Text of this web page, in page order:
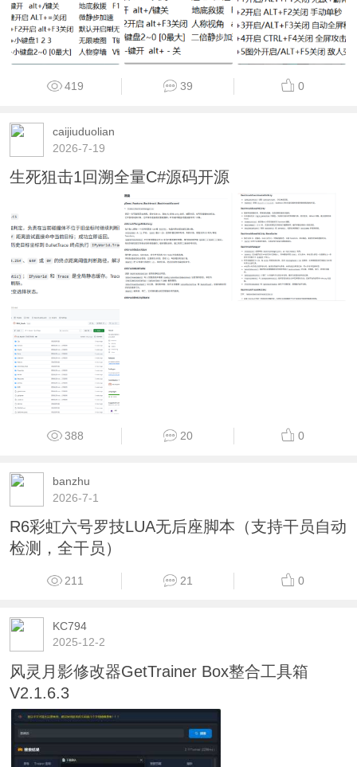
419 39 0
caijiuduolian
2026-7-19
生死狙击1回溯全量C#源码开源
388 20 0
banzhu
2026-7-1
R6彩虹六号罗技LUA无后座脚本（支持干员自动
检测，全干员）
211 21 0
KC794
2025-12-2
风灵月影修改器GetTrainer Box整合工具箱
V2.1.6.3